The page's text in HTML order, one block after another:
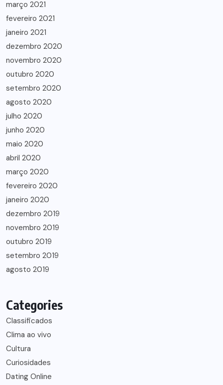
março 2021
fevereiro 2021
janeiro 2021
dezembro 2020
novembro 2020
outubro 2020
setembro 2020
agosto 2020
julho 2020
junho 2020
maio 2020
abril 2020
março 2020
fevereiro 2020
janeiro 2020
dezembro 2019
novembro 2019
outubro 2019
setembro 2019
agosto 2019
Categories
Classificados
Clima ao vivo
Cultura
Curiosidades
Dating Online